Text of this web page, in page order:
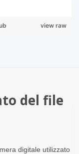
view raw
del file
digitale utilizzato